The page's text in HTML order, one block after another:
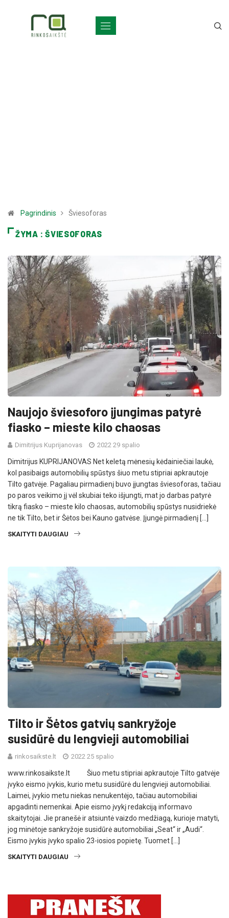
Pagrindinis Šviesoforas
ŽYMA : ŠVIESOFORAS
Naujojo šviesoforo įjungimas patyrė
fiasko – mieste kilo chaosas
Dimitrijus Kuprijanovas 2022 29 spalio
Dimitrijus KUPRIJANOVAS Net keletą mėnesių kėdainiečiai laukė,
kol pasibaigs automobilių spūstys šiuo metu stipriai apkrautoje
Tilto gatvėje. Pagaliau pirmadienį buvo įjungtas šviesoforas, tačiau
po paros veikimo jį vėl skubiai teko išjungti, mat jo darbas patyrė
tikrą fiasko – mieste kilo chaosas, automobilių spūstys nusidriekė
ne tik Tilto, bet ir Šėtos bei Kauno gatvėse. Įjungė pirmadienį […]
SKAITYTI DAUGIAU
Tilto ir Šėtos gatvių sankryžoje
susidūrė du lengvieji automobiliai
rinkosaikste.lt 2022 25 spalio
www.rinkosaikste.lt Šiuo metu stipriai apkrautoje Tilto gatvėje
įvyko eismo įvykis, kurio metu susidūrė du lengvieji automobiliai.
Laimei, įvykio metu niekas nenukentėjo, tačiau automobiliai
apgadinti nemenkai. Apie eismo įvykį redakciją informavo
skaitytojai. Jie pranešė ir atsiuntė vaizdo medžiagą, kurioje matyti,
jog minėtoje sankryžoje susidūrė automobiliai „Seat“ ir „Audi“.
Eismo įvykis įvyko spalio 23-iosios popietę. Tuomet […]
SKAITYTI DAUGIAU